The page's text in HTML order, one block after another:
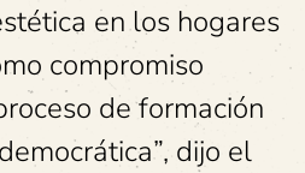
en los hogares
compromiso
de formación
dijo el